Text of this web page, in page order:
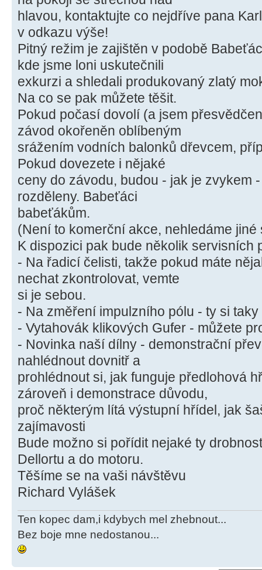
hlavou, kontaktujte co nejdříve pana
v odkazu výše!
Pitný režim je zajištěn v podobě
kde jsme loni uskutečnili
exkurzi a shledali produkovaný zlatý
Na co se pak můžete těšit.
Pokud počasí dovolí (a jsem
závod okořeněn oblíbeným
srážením vodních balonků dřevcem,
Pokud dovezete i nějaké
ceny do závodu, budou - jak je zvykem
rozděleny. Babeťáci
babeťákům.
(Není to komerční akce, nehledáme jiné
K dispozici pak bude několik servisních
- Na řadicí čelisti, takže pokud máte
nechat zkontrolovat, vemte
si je sebou.
- Na změření impulzního pólu - ty si taky
- Vytahovák klikových Gufer - můžete
- Novinka naší dílny - demonstrační
nahlédnout dovnitř a
prohlédnout si, jak funguje předlohová
zároveň i demonstrace důvodu,
proč některým lítá výstupní hřídel, jak
zajímavosti
Bude možno si pořídit nejaké ty
Dellortu a do motoru.
Těšíme se na vaši návštěvu
Richard Vylášek
Ten kopec dam,i kdybych mel zhebnout...
Bez boje mne nedostanou...